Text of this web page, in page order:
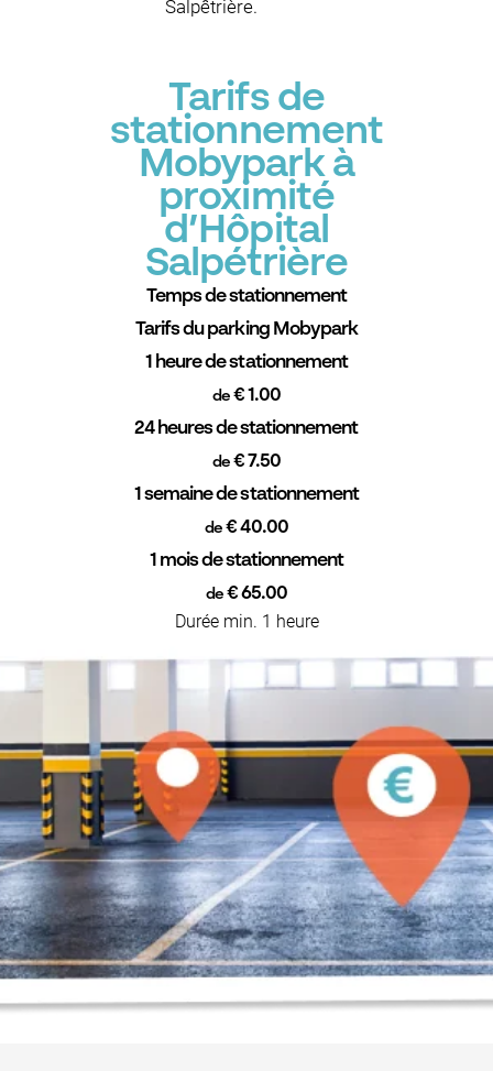
Salpêtrière.
Tarifs de
stationnement
Mobypark à
proximité
d’Hôpital
Salpétrière
Temps de stationnement
Tarifs du parking Mobypark
1 heure de stationnement
de€ 1.00
24 heures de stationnement
de€ 7.50
1 semaine de stationnement
de € 40.00
1 mois de stationnement
de€ 65.00
Durée min. 1 heure